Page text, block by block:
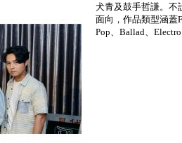
犬青及鼓手哲謙。不
面向，作品類型涵蓋
Pop、Ballad、